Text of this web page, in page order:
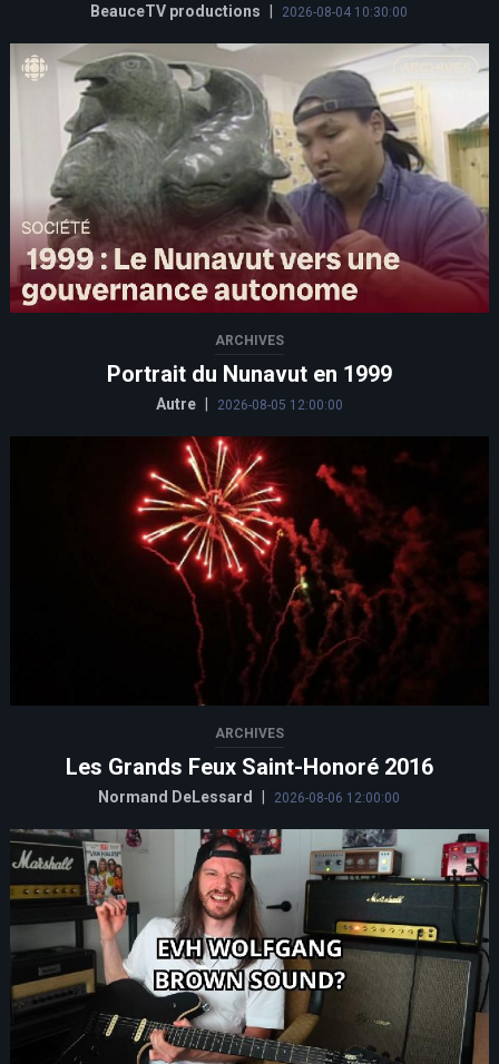
BeauceTV productions 2026-08-04 10:30:00
ARCHIVES
Portrait du Nunavut en 1999
Autre 2026-08-05 12:00:00
ARCHIVES
Les Grands Feux Saint-Honoré 2016
Normand DeLessard 2026-08-06 12:00:00